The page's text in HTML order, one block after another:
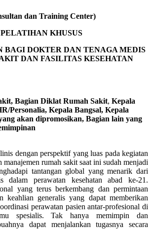
dan Training Center)
PELATIHAN KHUSUS
BAGI DOKTER DAN TENAGA MEDIS
DAN FASILITAS KESEHATAN
Bagian Diklat Rumah Sakit, Kepala
Personalia, Kepala Bangsal, Kepala
akan dipromosikan, Bagian lain yang
dengan perspektif yang luas pada kegiatan
manajemen rumah sakit saat ini sudah menjadi
tantangan global yang menarik dari
dalam perawatan kesehatan abad ke-21.
yang terus berkembang dan permintaan
keahlian generalis yang dapat memberikan
perawatan pasien antar-profesional di
spesialis. Tak hanya memimpin dan
dapat menjalankan tugasnya secara